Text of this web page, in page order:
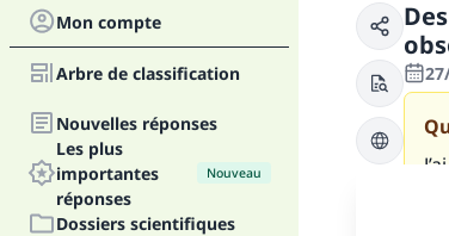
Mon compte
Arbre de classification
Nouvelles réponses
Les plus
importantes
réponses
Nouveau
Dossiers scientifiques